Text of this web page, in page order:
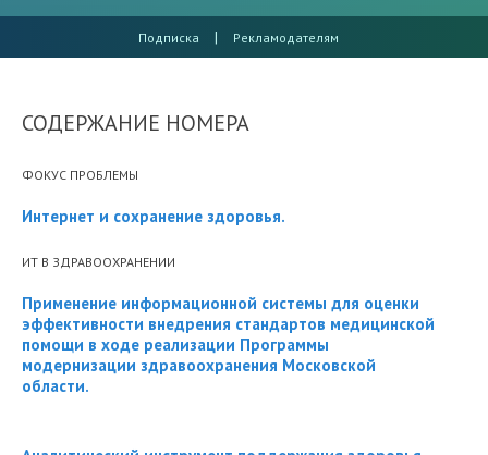
Подписка | Рекламодателям
СОДЕРЖАНИЕ НОМЕРА
ФОКУС ПРОБЛЕМЫ
Интернет и сохранение здоровья.
ИТ В ЗДРАВООХРАНЕНИИ
Применение информационной системы для оценки
эффективности внедрения стандартов медицинской
помощи в ходе реализации Программы
модернизации здравоохранения Московской
области.